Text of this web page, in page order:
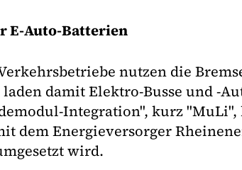
E-Auto-Batterien
nutzen die
damit Elektro-Busse und -
Integration", kurz "MuLi",
dem Energieversorger
wird.